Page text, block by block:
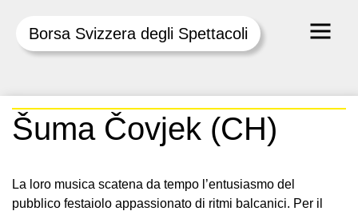
Borsa Svizzera degli Spettacoli
Skip
content
Šuma Čovjek (CH)
La loro musica scatena da tempo l’entusiasmo del
pubblico festaiolo appassionato di ritmi balcanici. Per il